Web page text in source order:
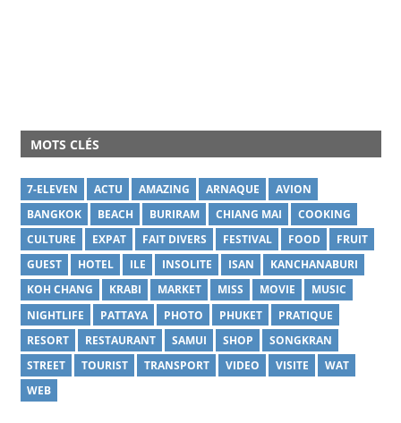
MOTS CLÉS
7-ELEVEN ACTU AMAZING ARNAQUE
AVION
BANGKOK
BEACH BURIRAM CHIANG MAI
COOKING
CULTURE
EXPAT FAIT DIVERS FESTIVAL FOOD
FRUIT
GUEST
HOTEL ILE INSOLITE ISAN
KANCHANABURI
KOH CHANG
KRABI MARKET MISS MOVIE
MUSIC
NIGHTLIFE
PATTAYA PHOTO PHUKET
PRATIQUE
RESORT
RESTAURANT SAMUI SHOP
SONGKRAN
STREET
TOURIST TRANSPORT VIDEO VISITE
WAT
WEB